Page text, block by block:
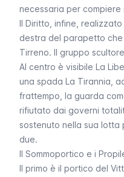
necessaria per compiere
Il Diritto , infine,
destra del parapetto
Tirreno. Il gruppo
Al centro è visibile La
una spada La Tirannia,
frattempo, la guarda
rifiutato dai governi
sostenuto nella sua lotta
due.
Il Sommoportico e i
Il primo è il portico del